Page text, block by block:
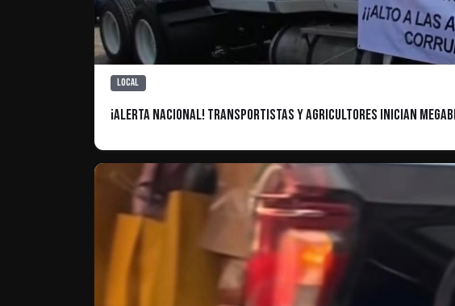
Local
¡Alerta Nacional! Transportistas y Agricultores Inician